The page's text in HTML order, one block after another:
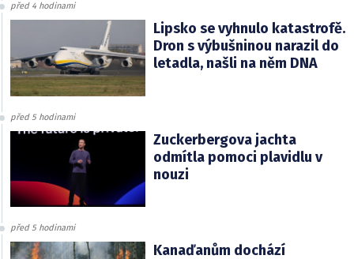
před 4 hodinami
Lipsko se vyhnulo katastrofě.
Dron s výbušninou narazil do
letadla, našli na něm DNA
před 5 hodinami
Zuckerbergova jachta
odmítla pomoci plavidlu v
nouzi
před 5 hodinami
Kanaďanům dochází